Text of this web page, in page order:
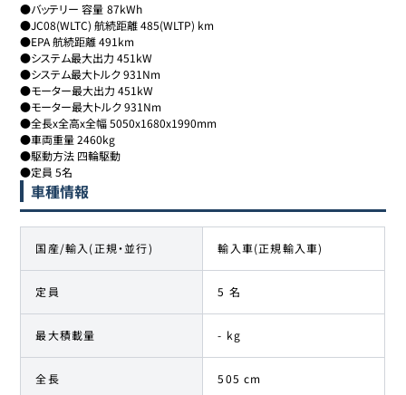
●バッテリー 容量	87kWh
●JC08(WLTC) 航続距離 485(WLTP) km
●EPA 航続距離 491km
●システム最大出力 451kW
●システム最大トルク 931Nm
●モーター最大出力 451kW
●モーター最大トルク 931Nm
●全長x全高x全幅 5050x1680x1990mm
●車両重量 2460kg
●駆動方法 四輪駆動
車種情報
国産/輸入(正規・並行) 輸入車(正規輸入車)
定員 5 名
最大積載量 - kg
全長 505 cm